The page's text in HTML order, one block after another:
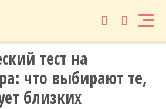
тест на
что выбирают те,
близких